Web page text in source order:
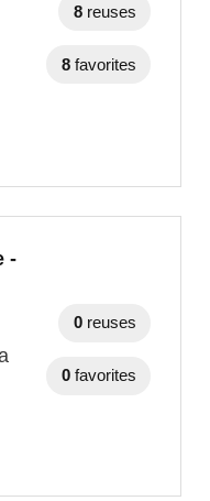
8 reuses
8 favorites
-
0 reuses
0 favorites